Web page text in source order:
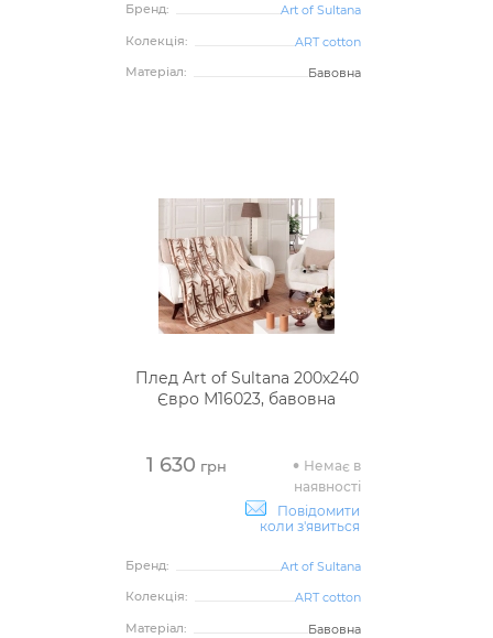
Бренд:
Art of Sultana
Колекція:
ART cotton
Матеріал:
Бавовна
Плед Art of Sultana 200х240
Євро М16023, бавовна
1 630 грн
Немає в
наявності
Повідомити
коли з'явиться
Бренд:
Art of Sultana
Колекція:
ART cotton
Матеріал:
Бавовна